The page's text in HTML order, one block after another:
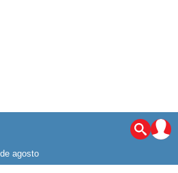
La ciudad
Punta Alta
agosto